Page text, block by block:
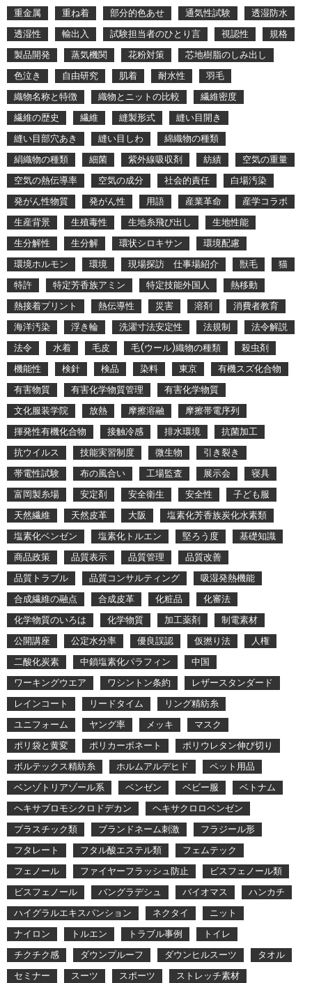
重金属
重ね着 部分的色あせ 通気性試験
透湿防水
透湿性
輸出入 試験担当者のひとり言 視認性
規格
製品開発
蒸気機関 花粉対策
芯地樹脂のしみ出し
色泣き
自由研究 肌着 耐水性
羽毛
織物名称と特徴
織物とニットの比較
繊維密度
繊維の歴史
繊維 縫製形式
縫い目開き
縫い目部穴あき
縫い目しわ
綿織物の種類
絹織物の種類
細菌 紫外線吸収剤 紡績
空気の重量
空気の熱伝導率
空気の成分 社会的責任
白場汚染
発がん性物質
発がん性 用語 産業革命
産学コラボ
生産背景
生殖毒性 生地糸飛び出し
生地性能
生分解性
生分解 環状シロキサン
環境配慮
環境ホルモン
環境 現場探訪 仕事場紹介 獣毛
猫
特許
特定芳香族アミン 特定技能外国人
熱移動
熱接着プリント
熱伝導性 災害 溶剤
消費者教育
海洋汚染
浮き輪 洗濯寸法安定性 法規制
法令解説
法令
水着 毛皮 毛(ウール)織物の種類
殺虫剤
機能性
検針 検品 染料 東京
有機スズ化合物
有害物質
有害化学物質管理
有害化学物質
文化服装学院
放熱 摩擦溶融
摩擦帯電序列
揮発性有機化合物
接触冷感 排水環境
抗菌加工
抗ウイルス
技能実習制度 微生物
引き裂き
帯電性試験
布の風合い 工場監査 展示会
寝具
富岡製糸場
安定剤 安全衛生 安全性
子ども服
天然繊維
天然皮革 大阪
塩素化芳香族炭化水素類
塩素化ベンゼン
塩素化トルエン 堅ろう度
基礎知識
商品政策
品質表示 品質管理
品質改善
品質トラブル
品質コンサルティング
吸湿発熱機能
合成繊維の融点
合成皮革 化粧品
化審法
化学物質のいろは
化学物質 加工薬剤
制電素材
公開講座
公定水分率 優良誤認 仮撚り法
人権
二酸化炭素
中鎖塩素化パラフィン
中国
ワーキングウエア
ワシントン条約
レザースタンダード
レインコート
リードタイム
リング精紡糸
ユニフォーム
ヤング率 メッキ
マスク
ポリ袋と黄変
ポリカーボネート
ポリウレタン伸び切り
ボルテックス精紡糸
ホルムアルデヒド
ペット用品
ベンゾトリアゾール系
ベンゼン ベビー服
ベトナム
ヘキサブロモシクロドデカン
ヘキサクロロベンゼン
プラスチック類
ブランドネーム刺激
フラジール形
フタレート
フタル酸エステル類
フェムテック
フェノール
ファイヤーフラッシュ防止
ビスフェノール類
ビスフェノール
バングラデシュ バイオマス
ハンカチ
ハイグラルエキスパンション
ネクタイ
ニット
ナイロン
トルエン トラブル事例
トイレ
チクチク感
ダウンプルーフ ダウンヒルスーツ
タオル
セミナー
スーツ スポーツ ストレッチ素材